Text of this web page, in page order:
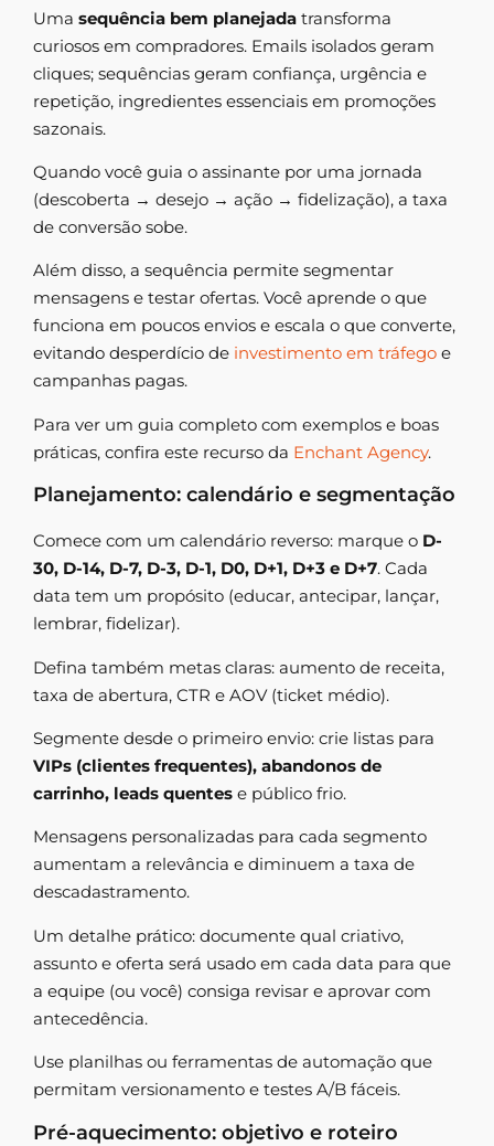
Uma sequência bem planejada transforma
curiosos em compradores. Emails isolados geram
cliques; sequências geram confiança, urgência e
repetição, ingredientes essenciais em promoções
sazonais.
Quando você guia o assinante por uma jornada
(descoberta → desejo → ação → fidelização), a taxa
de conversão sobe.
Além disso, a sequência permite segmentar
mensagens e testar ofertas. Você aprende o que
funciona em poucos envios e escala o que converte,
evitando desperdício de investimento em tráfego e
campanhas pagas.
Para ver um guia completo com exemplos e boas
práticas, confira este recurso da Enchant Agency.
Planejamento: calendário e segmentação
Comece com um calendário reverso: marque o D-
30, D-14, D-7, D-3, D-1, D0, D+1, D+3 e D+7. Cada
data tem um propósito (educar, antecipar, lançar,
lembrar, fidelizar).
Defina também metas claras: aumento de receita,
taxa de abertura, CTR e AOV (ticket médio).
Segmente desde o primeiro envio: crie listas para
VIPs (clientes frequentes), abandonos de
carrinho, leads quentes e público frio.
Mensagens personalizadas para cada segmento
aumentam a relevância e diminuem a taxa de
descadastramento.
Um detalhe prático: documente qual criativo,
assunto e oferta será usado em cada data para que
a equipe (ou você) consiga revisar e aprovar com
antecedência.
Use planilhas ou ferramentas de automação que
permitam versionamento e testes A/B fáceis.
Pré-aquecimento: objetivo e roteiro